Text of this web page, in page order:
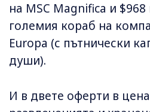
на MSC Magnifica и
големия кораб на
Europa (с пътнически
души).
И в двете оферти в